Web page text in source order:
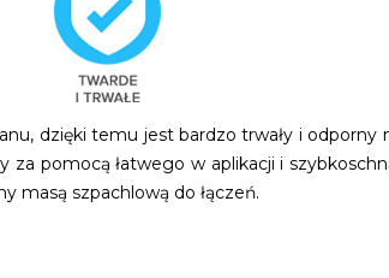
dzięki temu jest bardzo trwały i odporny
pomocą łatwego w aplikacji i
masą szpachlową do łączeń.